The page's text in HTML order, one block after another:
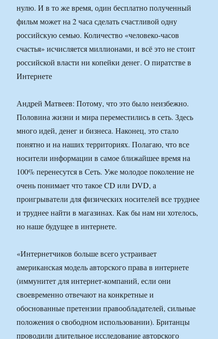
нулю. И в то же время, один бесплатно полученный
фильм может на 2 часа сделать счастливой одну
российскую семью. Количество «человеко-часов
счастья» исчисляется миллионами, и всё это не стоит
российской власти ни копейки денег. О пиратстве в
Интернете
Андрей Матвеев: Потому, что это было неизбежно.
Половина жизни и мира переместились в сеть. Здесь
много идей, денег и бизнеса. Наконец, это стало
понятно и на наших территориях. Полагаю, что все
носители информации в самое ближайшее время на
100% перенесутся в Сеть. Уже молодое поколение не
очень понимает что такое CD или DVD, а
проигрыватели для физических носителей все труднее
и труднее найти в магазинах. Как бы нам ни хотелось,
но наше будущее в интернете.
«Интернетчиков больше всего устраивает
американская модель авторского права в интернете
(иммунитет для интернет-компаний, если они
своевременно отвечают на конкретные и
обоснованные претензии правообладателей, сильные
положения о свободном использовании). Британцы
проводили длительное исследование авторского